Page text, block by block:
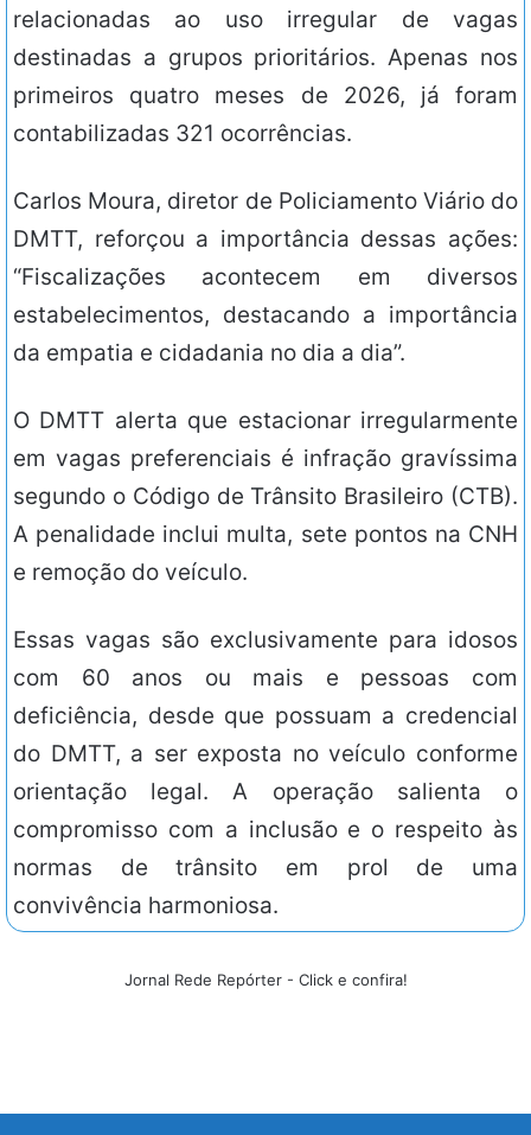
relacionadas ao uso irregular de vagas
destinadas a grupos prioritários. Apenas nos
primeiros quatro meses de 2026, já foram
contabilizadas 321 ocorrências.
Carlos Moura, diretor de Policiamento Viário do
DMTT, reforçou a importância dessas ações:
“Fiscalizações acontecem em diversos
estabelecimentos, destacando a importância
da empatia e cidadania no dia a dia”.
O DMTT alerta que estacionar irregularmente
em vagas preferenciais é infração gravíssima
segundo o Código de Trânsito Brasileiro (CTB).
A penalidade inclui multa, sete pontos na CNH
e remoção do veículo.
Essas vagas são exclusivamente para idosos
com 60 anos ou mais e pessoas com
deficiência, desde que possuam a credencial
do DMTT, a ser exposta no veículo conforme
orientação legal. A operação salienta o
compromisso com a inclusão e o respeito às
normas de trânsito em prol de uma
convivência harmoniosa.
Jornal Rede Repórter - Click e confira!